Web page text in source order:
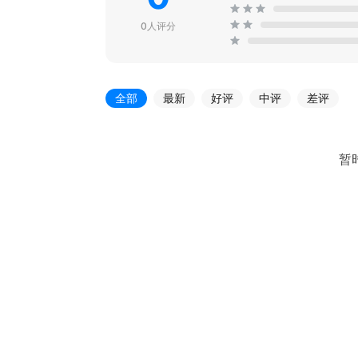
0人评分
全部 最新 好评 中评 差评